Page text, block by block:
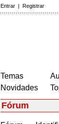
Entrar | Registrar
Temas
Novidades
Fórum